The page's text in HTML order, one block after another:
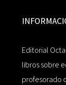
Editorial
libros sobre
profesorado